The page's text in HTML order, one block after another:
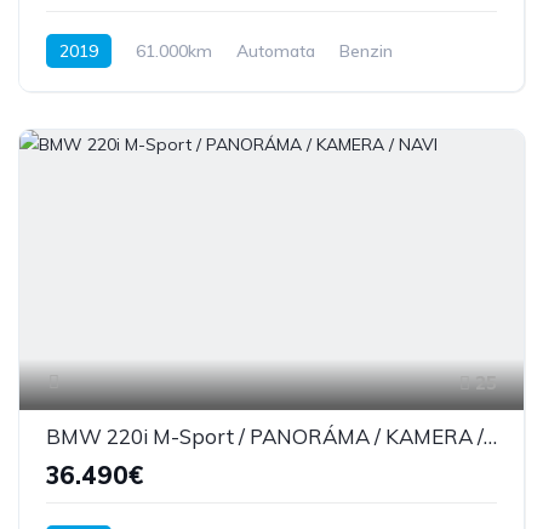
2019 61.000km Automata
Benzin
25
BMW 220i M-Sport / PANORÁMA / KAMERA / NAVI
36.490€